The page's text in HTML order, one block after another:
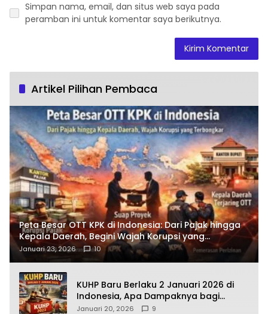
Simpan nama, email, dan situs web saya pada
peramban ini untuk komentar saya berikutnya.
Artikel Pilihan Pembaca
Peta Besar OTT KPK di Indonesia: Dari Pajak hingga
Kepala Daerah, Begini Wajah Korupsi yang
Terbongkar
Januari 23, 2026 10
KUHP Baru Berlaku 2 Januari 2026 di
Indonesia, Apa Dampaknya bagi
Kehidupan Warga? Ini Aturan Kunci
Januari 20, 2026 9